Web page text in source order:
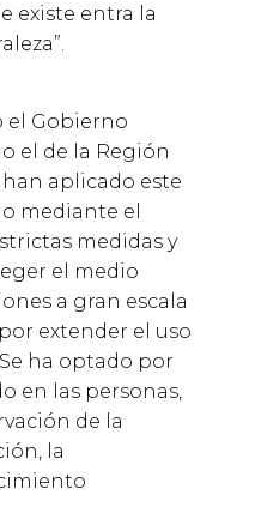
existe entra la
el Gobierno
el de la Región
aplicado este
mediante el
medidas y
el medio
a gran escala
extender el uso
ha optado por
en las personas,
de la
la